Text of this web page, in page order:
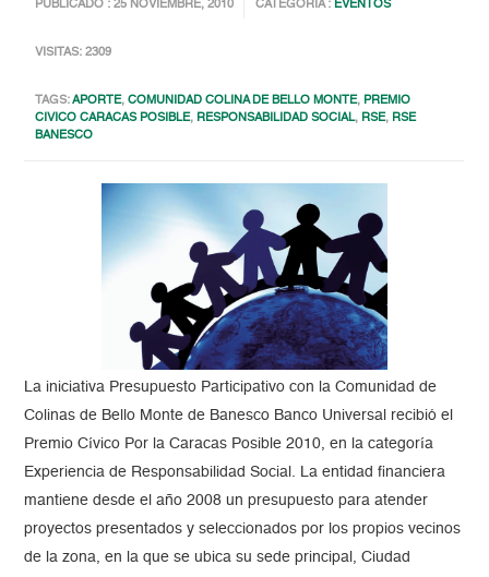
PUBLICADO : 25 NOVIEMBRE, 2010 CATEGORIA : EVENTOS
VISITAS: 2309
TAGS:APORTE,COMUNIDAD COLINA DE BELLO MONTE, PREMIO
CIVICO CARACAS POSIBLE, RESPONSABILIDAD SOCIAL, RSE, RSE
BANESCO
La iniciativa Presupuesto Participativo con la Comunidad de
Colinas de Bello Monte de Banesco Banco Universal recibió el
Premio Cívico Por la Caracas Posible 2010, en la categoría
Experiencia de Responsabilidad Social. La entidad financiera
mantiene desde el año 2008 un presupuesto para atender
proyectos presentados y seleccionados por los propios vecinos
de la zona, en la que se ubica su sede principal, Ciudad